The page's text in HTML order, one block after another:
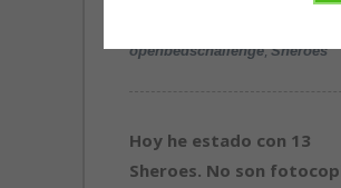
openbedschallenge,Sheroes
Hoy he estado con 13
Sheroes. No son